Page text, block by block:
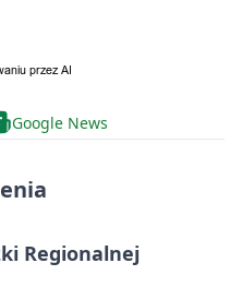
Google News
Regionalnej